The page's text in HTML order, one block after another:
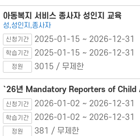
아동복지 서비스 종사자 성인지 교육
성,성인지,종사자
신청기간 2025-01-15 ~ 2026-12-31
학습기간 2025-01-15 ~ 2026-12-31
정원 3015 / 무제한
`26년 Mandatory Reporters of
신청기간 2026-01-02 ~ 2026-12-31
학습기간 2026-01-02 ~ 2026-12-31
정원 381 / 무제한